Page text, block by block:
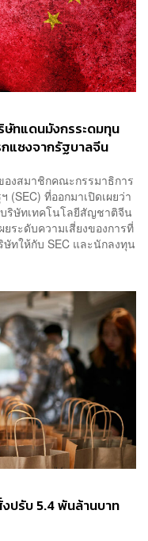
ทแดนมังกรระดมทุน
แซงจากรัฐบาลจีน
องสมาชิกคณะกรรมาธิการ
ที่ออกมาเปิดเผยว่า
ริษัทเทคโนโลยีสัญชาติจีน
ระดับความเสี่ยงของการที่
ทให้กับ SEC และนักลงทุน
ปรับ 5.4 พันล้านบาท